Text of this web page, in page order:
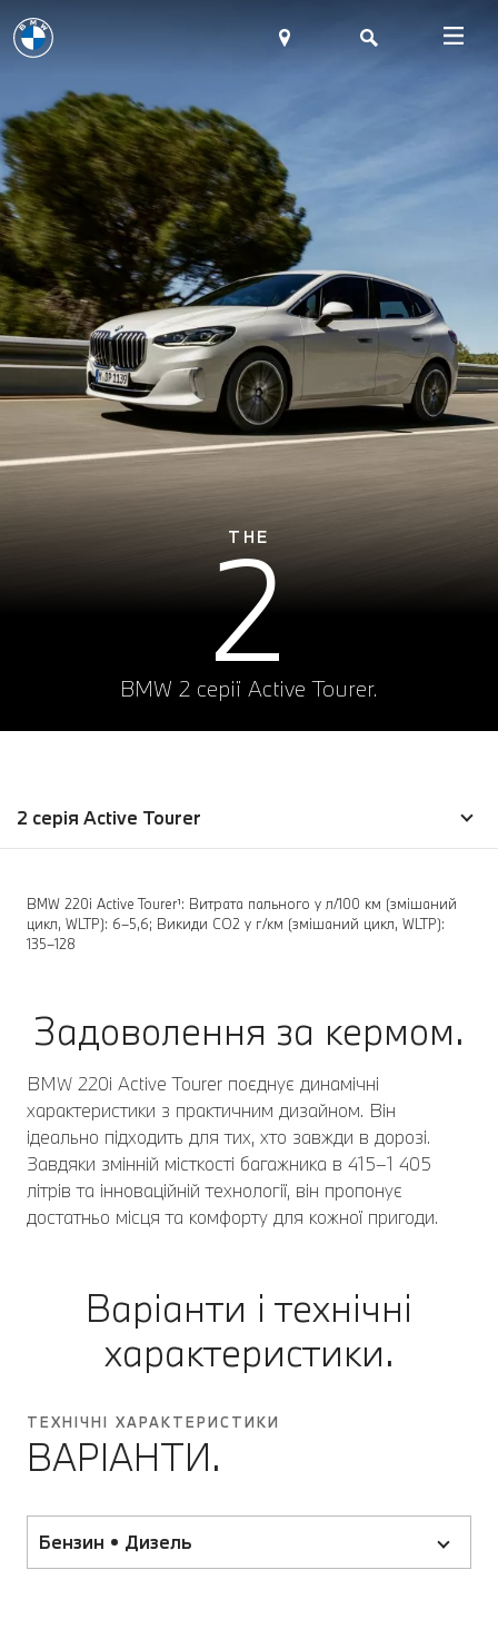
THE
2
BMW 2 серії Active Tourer.
2 серія Active Tourer
BMW 220i Active Tourer¹: Витрата пального у л/100 км (змішаний
цикл, WLTP): 6–5,6; Викиди СО2 у г/км (змішаний цикл, WLTP):
135–128
Задоволення за кермом.
BMW 220i Active Tourer поєднує динамічні
характеристики з практичним дизайном. Він
ідеально підходить для тих, хто завжди в дорозі.
Завдяки змінній місткості багажника в 415–1 405
літрів та інноваційній технології, він пропонує
достатньо місця та комфорту для кожної пригоди.
Варіанти і технічні
характеристики.
ТЕХНІЧНІ ХАРАКТЕРИСТИКИ
ВАРІАНТИ.
Бензин • Дизель